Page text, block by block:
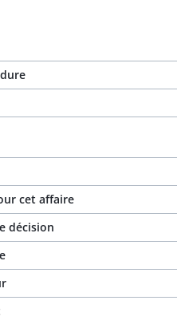
cet affaire
décision